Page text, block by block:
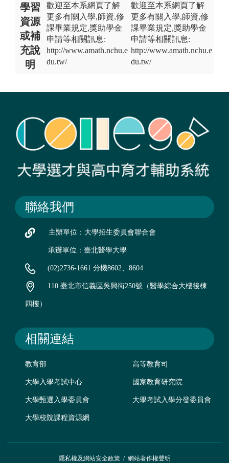
學習
資源
或補
充說
明
歡迎至本系網頁了解
更多有關入學,師資,修
課畢業規定,獎助學金
申請等相關訊息:
http://www.amath.nchu.e
du.tw/
歡迎至本系網頁了解
更多有關入學,師資,修
課畢業規定,獎助學金
申請等相關訊息:
http://www.amath.nchu.e
du.tw/
聯絡我們
主辦單位：大學招生委員會聯合會
承辦單位：臺北醫學大學
(02)2736-1661 分機8602、8604
110 臺北市信義區吳興街250號（醫學綜合大樓後棟
四樓）
相關連結
教育部 高等教育司
大學入學考試中心 國家教育研究院
大學甄選入學委員會 大學考試入學分發委員會
大學校院課程資源網
隱私權及網站安全政策/ 網站著作權聲明